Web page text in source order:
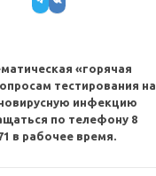
«горячая
тестирования на
инфекцию
по телефону 8
в рабочее время.